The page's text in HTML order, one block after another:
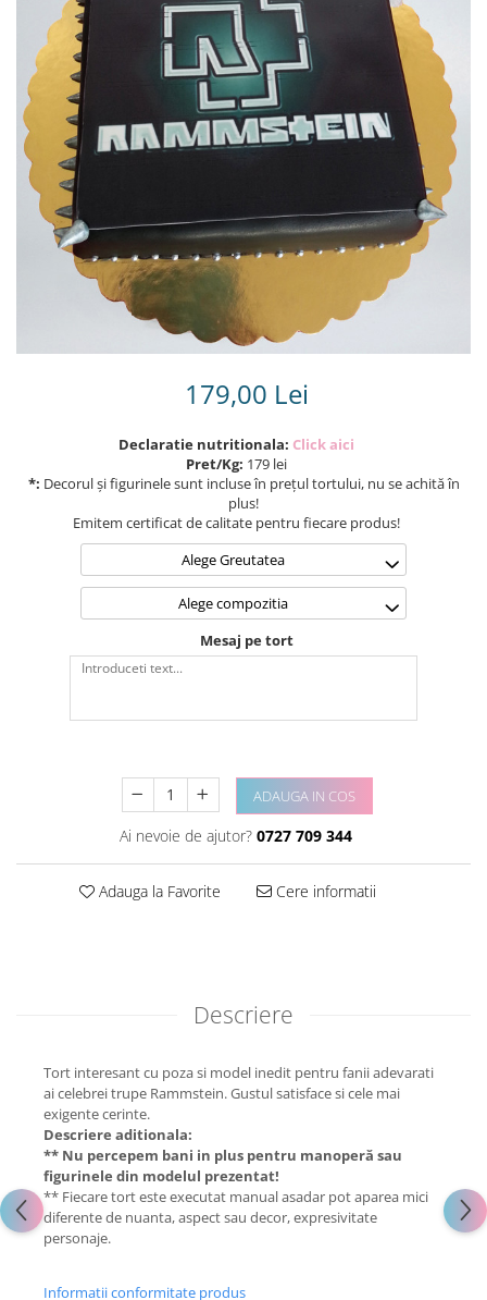
Torturi in frosting- crema pentru
baieti
Torturi cu flori
Tortulețe 1.7 kg - 2 kg
179,00 Lei
Declaratie nutritionala: Click aici
Pret/Kg: 179 lei
*: Decorul și figurinele sunt incluse în prețul tortului, nu se achită în
plus!
Emitem certificat de calitate pentru fiecare produs!
Alege Greutatea
Alege compozitia
Mesaj pe tort
ADAUGA IN COS
Ai nevoie de ajutor? 0727 709 344
Adauga la Favorite Cere informatii
Descriere
Tort interesant cu poza si model inedit pentru fanii adevarati
ai celebrei trupe Rammstein. Gustul satisface si cele mai
exigente cerinte.
Descriere aditionala:
** Nu percepem bani in plus pentru manoperă sau
figurinele din modelul prezentat!
** Fiecare tort este executat manual asadar pot aparea mici
diferente de nuanta, aspect sau decor, expresivitate
personaje.
Informatii conformitate produs